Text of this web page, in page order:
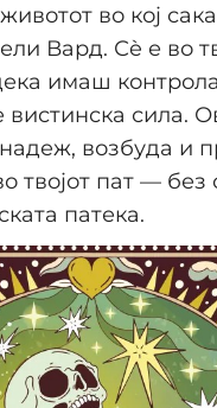
во кој
Вард. Сè е во
имаш
вистинска сила.
возбуда и
твојот пат — без
патека.